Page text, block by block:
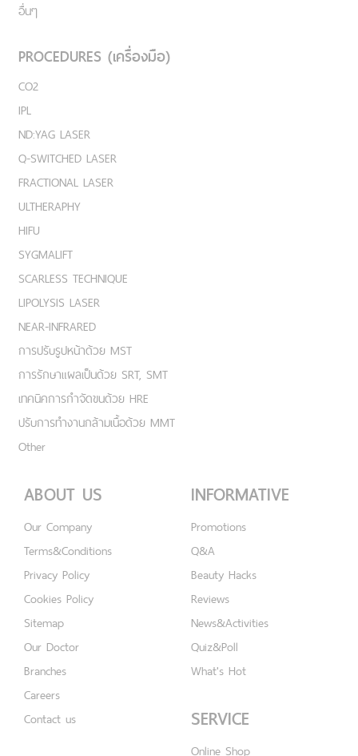
อื่นๆ
PROCEDURES (เครื่องมือ)
CO2
IPL
ND:YAG LASER
Q-SWITCHED LASER
FRACTIONAL LASER
ULTHERAPHY
HIFU
SYGMALIFT
SCARLESS TECHNIQUE
LIPOLYSIS LASER
NEAR-INFRARED
การปรับรูปหน้าด้วย MST
การรักษาแผลเป็นด้วย SRT, SMT
เทคนิคการกำจัดขนด้วย HRE
ปรับการทำงานกล้ามเนื้อด้วย MMT
Other
ABOUT US
Our Company
Terms&Conditions
Privacy Policy
Cookies Policy
Sitemap
Our Doctor
Branches
Careers
Contact us
INFORMATIVE
Promotions
Q&A
Beauty Hacks
Reviews
News&Activities
Quiz&Poll
What's Hot
SERVICE
Online Shop